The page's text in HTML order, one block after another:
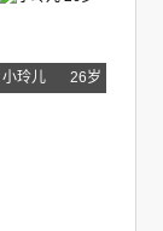
小玲儿 26岁